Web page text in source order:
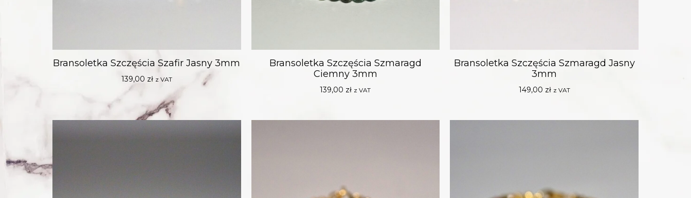
Bransoletka Szczęścia Szafir Jasny 3mm
139,00 zł z VAT
Bransoletka Szczęścia Szmaragd
Ciemny 3mm
139,00 zł z VAT
Bransoletka Szczęścia Szmaragd Jasny
3mm
149,00 zł z VAT